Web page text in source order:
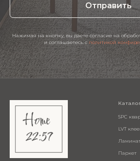
Отправить
Нажимая на кнопку, вы даете согласие на
и соглашаетесь c политикой
SPC
LVT
Паркет